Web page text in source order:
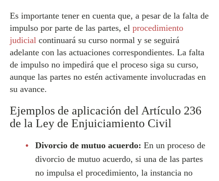
Es importante tener en cuenta que, a pesar de la falta de
impulso por parte de las partes, el procedimiento
judicial continuará su curso normal y se seguirá
adelante con las actuaciones correspondientes. La falta
de impulso no impedirá que el proceso siga su curso,
aunque las partes no estén activamente involucradas en
su avance.
Ejemplos de aplicación del Artículo 236
de la Ley de Enjuiciamiento Civil
Divorcio de mutuo acuerdo: En un proceso de
divorcio de mutuo acuerdo, si una de las partes
no impulsa el procedimiento, la instancia no